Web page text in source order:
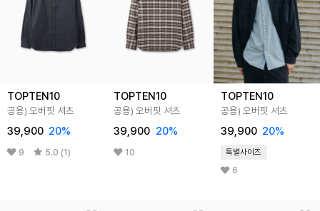
TOPTEN10
공용) 오버핏 셔츠
39,900 20%
9 5.0 (1)
TOPTEN10
공용) 오버핏 셔츠
39,900 20%
10
TOPTEN10
공용) 오버핏 셔츠
39,900 20%
특별사이즈
6